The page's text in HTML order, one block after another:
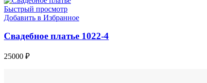
Быстрый просмотр
Добавить в Избранное
Свадебное платье 1022-4
25000 ₽